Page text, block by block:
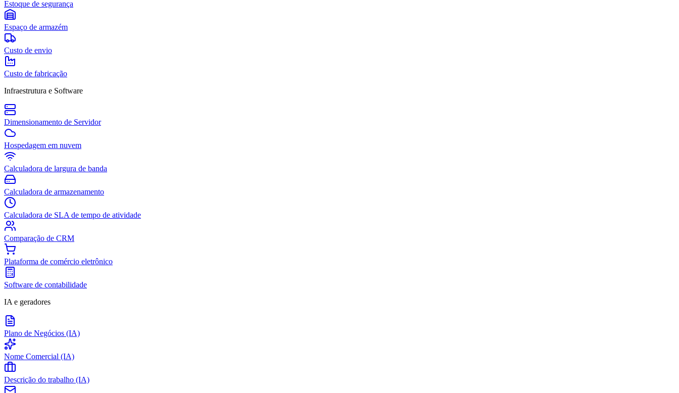
Estoque de segurança
Espaço de armazém
Custo de envio
Custo de fabricação
Infraestrutura e Software
Dimensionamento de Servidor
Hospedagem em nuvem
Calculadora de largura de banda
Calculadora de armazenamento
Calculadora de SLA de tempo de atividade
Comparação de CRM
Plataforma de comércio eletrônico
Software de contabilidade
IA e geradores
Plano de Negócios (IA)
Nome Comercial (IA)
Descrição do trabalho (IA)